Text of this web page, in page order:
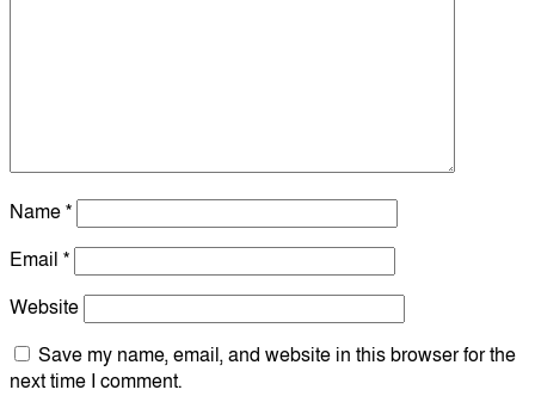
Name*
Email *
Website
Save my name, email, and website in this browser for the
next time I comment.